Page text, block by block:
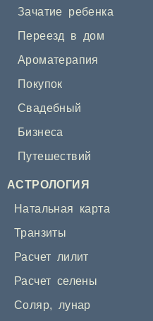
Зачатие ребенка
Переезд в дом
Ароматерапия
Покупок
Свадебный
Бизнеса
Путешествий
АСТРОЛОГИЯ
Натальная карта
Транзиты
Расчет лилит
Расчет селены
Соляр, лунар